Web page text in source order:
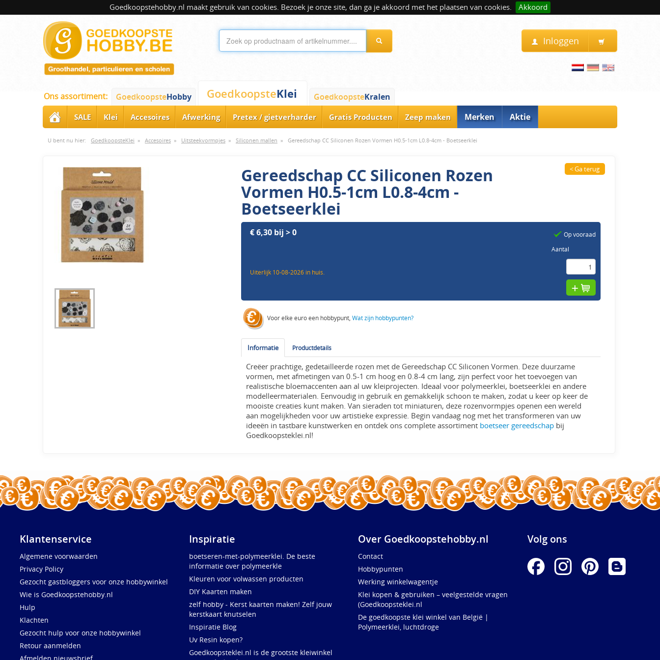
Goedkoopstehobby.nl maakt gebruik van cookies. Bezoek je onze site, dan ga je akkoord met het plaatsen van cookies. Akkoord
Inloggen
Ons assortiment: GoedkoopsteHobby GoedkoopsteKlei GoedkoopsteKralen
SALE Klei Accesoires Afwerking Pretex / gietverharder Gratis Producten Zeep maken Merken Aktie
U bent nu hier: GoedkoopsteKlei » Accesoires » Uitsteekvormpjes » Siliconen mallen » Gereedschap CC Siliconen Rozen Vormen H0.5-1cm L0.8-4cm - Boetseerklei
Gereedschap CC Siliconen Rozen
Vormen H0.5-1cm L0.8-4cm -
Boetseerklei
< Ga terug
€ 6,30 bij > 0
Uiterlijk 10-08-2026 in huis.
Op vooraad
Aantal
Voor elke euro een hobbypunt,Wat zijn hobbypunten?
Informatie Productdetails
Creëer prachtige, gedetailleerde rozen met de Gereedschap CC Siliconen Vormen. Deze duurzame
vormen, met afmetingen van 0.5-1 cm hoog en 0.8-4 cm lang, zijn perfect voor het toevoegen van
realistische bloemaccenten aan al uw kleiprojecten. Ideaal voor polymeerklei, boetseerklei en andere
modelleermaterialen. Eenvoudig in gebruik en gemakkelijk schoon te maken, zodat u keer op keer de
mooiste creaties kunt maken. Van sieraden tot miniaturen, deze rozenvormpjes openen een wereld
aan mogelijkheden voor uw artistieke expressie. Begin vandaag nog met het transformeren van uw
ideeën in tastbare kunstwerken en ontdek ons complete assortiment boetseer gereedschap bij
Goedkoopsteklei.nl!
Klantenservice
Algemene voorwaarden
Privacy Policy
Gezocht gastbloggers voor onze hobbywinkel
Wie is Goedkoopstehobby.nl
Hulp
Klachten
Gezocht hulp voor onze hobbywinkel
Retour aanmelden
Inspiratie
boetseren-met-polymeerklei. De beste
informatie over polymeerkle
Kleuren voor volwassen producten
DIY Kaarten maken
zelf hobby - Kerst kaarten maken! Zelf jouw
kerstkaart knutselen
Inspiratie Blog
Uv Resin kopen?
Goedkoopsteklei.nl is de grootste kleiwinkel
Over Goedkoopstehobby.nl
Contact
Hobbypunten
Werking winkelwagentje
Klei kopen & gebruiken – veelgestelde vragen
(Goedkoopsteklei.nl
De goedkoopste klei winkel van België |
Polymeerklei, luchtdroge
Volg ons